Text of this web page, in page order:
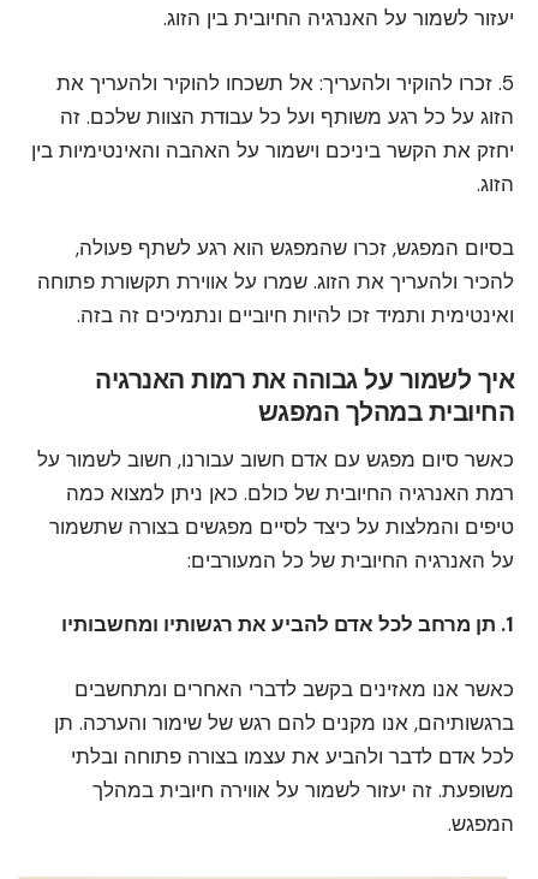
יעזור לשמור על האנרגיה החיובית בין הזוג.
5. זכרו להוקיר ולהעריך: אל תשכחו להוקיר ולהעריך את
הזוג על כל רגע משותף ועל כל עבודת הצוות שלכם. זה
יחזק את הקשר ביניכם וישמור על האהבה והאינטימיות בין
הזוג.
בסיום המפגש, זכרו שהמפגש הוא רגע לשתף פעולה,
להכיר ולהעריך את הזוג. שמרו על אווירת תקשורת פתוחה
ואינטימית ותמיד זכו להיות חיוביים ונתמיכים זה בזה.
איך לשמור על גבוהה את רמות האנרגיה
החיובית במהלך המפגש
כאשר סיום מפגש עם אדם חשוב עבורנו, חשוב לשמור על
רמת האנרגיה החיובית של כולם. כאן ניתן למצוא כמה
טיפים והמלצות על כיצד לסיים מפגשים בצורה שתשמור
על האנרגיה החיובית של כל המעורבים:
1. תן מרחב לכל אדם להביע את רגשותיו ומחשבותיו
כאשר אנו מאזינים בקשב לדברי האחרים ומתחשבים
ברגשותיהם, אנו מקנים להם רגש של שימור והערכה. תן
לכל אדם לדבר ולהביע את עצמו בצורה פתוחה ובלתי
משופעת. זה יעזור לשמור על אווירה חיובית במהלך
המפגש.